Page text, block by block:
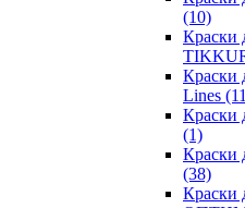
(10)
Краски
Краски
Lines
Краски
(1)
Краски
(38)
Краски